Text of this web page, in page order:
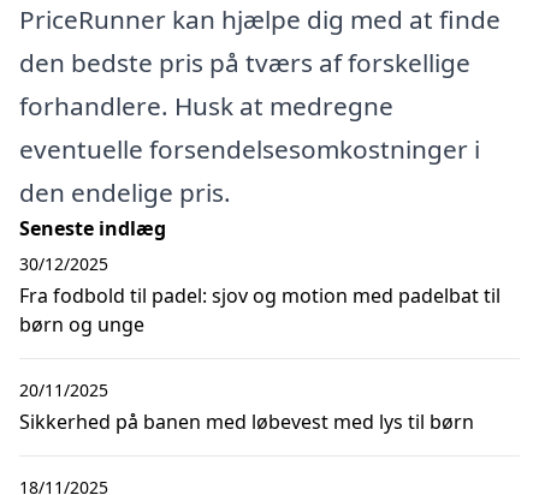
PriceRunner kan hjælpe dig med at finde
den bedste pris på tværs af forskellige
forhandlere. Husk at medregne
eventuelle forsendelsesomkostninger i
den endelige pris.
Seneste indlæg
Fra fodbold til padel: sjov og motion med padelbat til
børn og unge
30/12/2025
Sikkerhed på banen med løbevest med lys til børn
20/11/2025
18/11/2025